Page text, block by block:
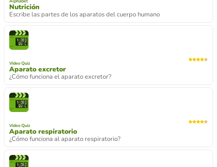
Nutrición
Escribe las partes de los aparatos del cuerpo humano
Video Quiz
Aparato excretor
¿Cómo funciona el aparato excretor?
Video Quiz
Aparato respiratorio
¿Cómo funciona al aparato respiratorio?